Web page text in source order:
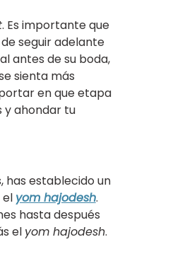
. Es importante que
seguir adelante
antes de su boda,
sienta más
en que etapa
y ahondar tu
has establecido un
yom hajodesh.
hasta después
el yom hajodesh.